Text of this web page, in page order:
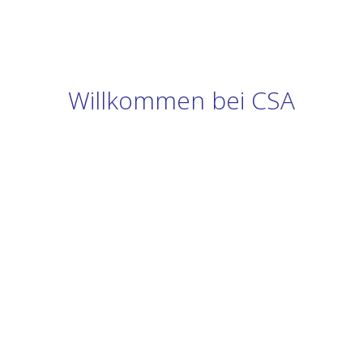
Willkommen bei CSA